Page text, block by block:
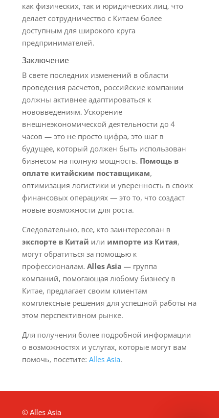
как физических, так и юридических лиц, что
делает сотрудничество с Китаем более
доступным для широкого круга
предпринимателей.
Заключение
В свете последних изменений в области
проведения расчетов, российские компании
должны активнее адаптироваться к
нововведениям. Ускорение
внешнеэкономической деятельности до 4
часов — это не просто цифра, это шаг в
будущее, который должен быть использован
бизнесом на полную мощность. Помощь в
оплате китайским поставщикам,
оптимизация логистики и уверенность в своих
финансовых операциях — это то, что создаст
новые возможности для роста.
Следовательно, все, кто заинтересован в
экспорте в Китай или импорте из Китая,
могут обратиться за помощью к
профессионалам. Alles Asia — группа
компаний, помогающая любому бизнесу в
Китае, предлагает своим клиентам
комплексные решения для успешной работы на
этом перспективном рынке.
Для получения более подробной информации
о возможностях и услугах, которые могут вам
помочь, посетите: Alles Asia.
© Alles Asia